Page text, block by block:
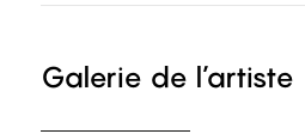
Galerie de l’artiste